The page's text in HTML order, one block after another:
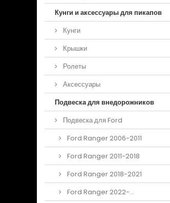
Кунги и аксессуары для пикапов
Кунги
Крышки
Ролеты
Аксессуары
Подвеска для внедорожников
Подвеска для Ford
Ford Ranger 2006-2011
Ford Ranger 2011-2018
Ford Ranger 2018-2021
Ford Ranger 2022-...